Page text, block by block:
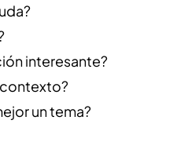
interesante?
contexto?
un tema?